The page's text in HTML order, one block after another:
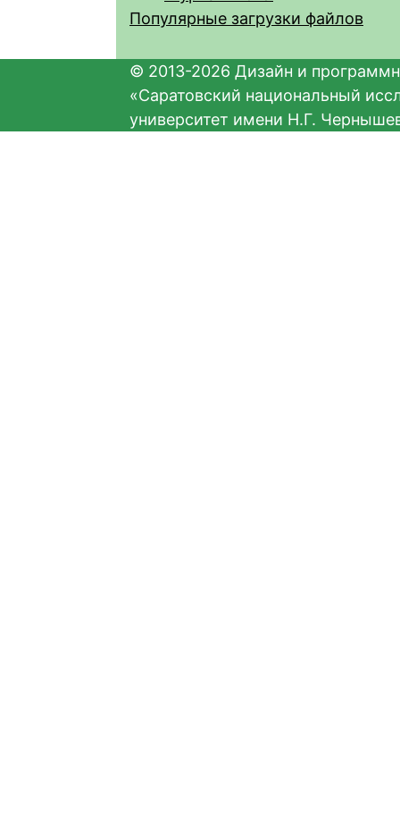
Популярные загрузки файлов
© 2013-2026 Дизайн и
«Саратовский национальный
университет имени Н.Г.